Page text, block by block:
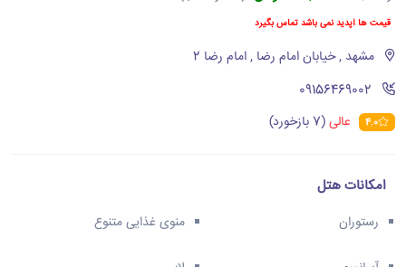
قیمت ها آپدید نمی باشد تماس بگیرد
مشهد , خیابان امام رضا , امام رضا 2
‪09156469002‬
4.0 عالی(7 بازخورد)
امکانات هتل
رستوران منوی غذایی متنوع